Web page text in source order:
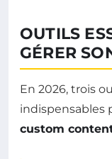
OUTILS
GÉRER
En 2026, trois
indispensables
custom